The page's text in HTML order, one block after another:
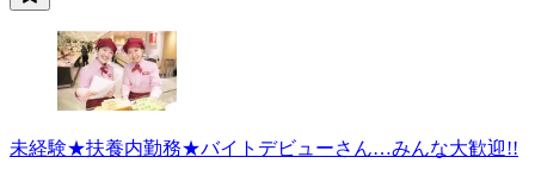
未経験★扶養内勤務★バイトデビューさん…みんな大歓迎!!